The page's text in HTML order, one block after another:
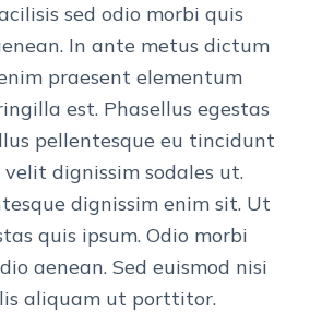
sed odio morbi quis
In ante metus dictum
praesent elementum
est. Phasellus egestas
pellentesque eu tincidunt
dignissim sodales ut.
dignissim enim sit. Ut
quis ipsum. Odio morbi
aenean. Sed euismod nisi
aliquam ut porttitor.